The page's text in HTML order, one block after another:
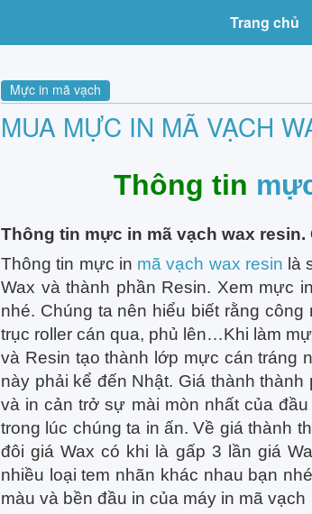
Trang chủ
Mực in mã vạch
MUA MỰC IN MÃ VẠCH
Thông tin
Thông tin mực in mã vạch wax resin.
Thông tin mực in mã vạch wax resin là
Wax và thành phần Resin. Xem mực
nhé. Chúng ta nên hiểu biết rằng
trục roller cán qua, phủ lên…Khi làm
và Resin tạo thành lớp mực cán tráng
này phải kể đến Nhật. Giá thành
và in cản trở sự mài mòn nhất của
trong lúc chúng ta in ấn. Về giá thành
đôi giá Wax có khi là gấp 3 lần giá
nhiều loại tem nhãn khác nhau bạn
màu và bền đầu in của máy in mã vạch